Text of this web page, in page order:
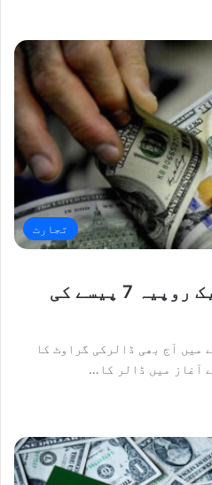
تجارت
ڈالر کی قیمت میں ایک روپیہ 7 پیسے کی
میں آج بھی ڈالرکی گراوٹ کا
آغاز میں ڈالر کا…